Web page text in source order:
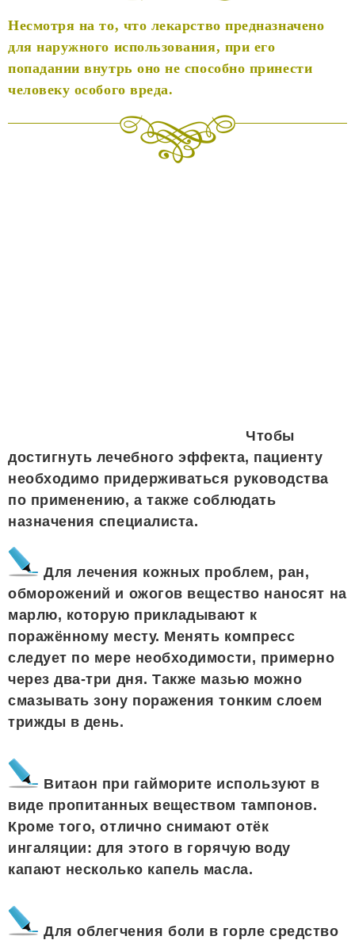
Несмотря на то, что лекарство предназначено
для наружного использования, при его
попадании внутрь оно не способно принести
человеку особого вреда.
Чтобы
достигнуть лечебного эффекта, пациенту
необходимо придерживаться руководства
по применению, а также соблюдать
назначения специалиста.
Для лечения кожных проблем, ран,
обморожений и ожогов вещество наносят на
марлю, которую прикладывают к
поражённому месту. Менять компресс
следует по мере необходимости, примерно
через два-три дня. Также мазью можно
смазывать зону поражения тонким слоем
трижды в день.
Витаон при гайморите используют в
виде пропитанных веществом тампонов.
Кроме того, отлично снимают отёк
ингаляции: для этого в горячую воду
капают несколько капель масла.
Для облегчения боли в горле средство